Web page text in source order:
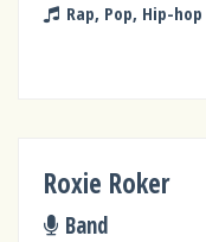
Rap, Pop, Hip-hop
Roxie Roker
Band